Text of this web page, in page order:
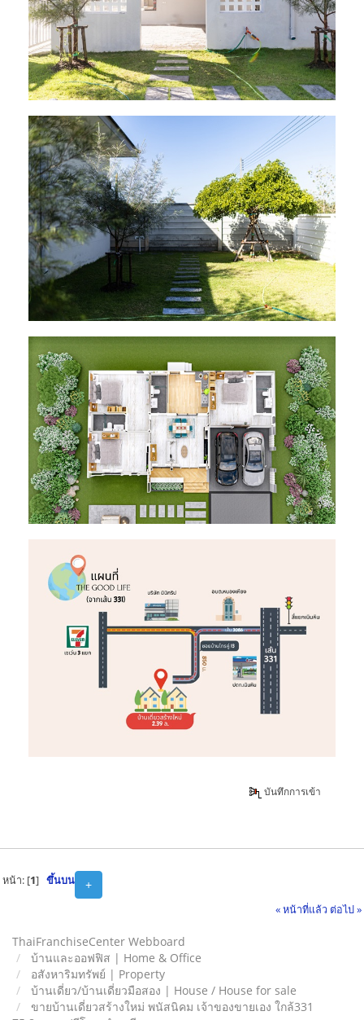
บันทึกการเข้า
+
หน้า: [1] ขึ้นบน
« หน้าที่แล้ว ต่อไป »
ThaiFranchiseCenter Webboard
บ้านและออฟฟิส | Home & Office
อสังหาริมทรัพย์ | Property
บ้านเดี่ยว/บ้านเดี่ยวมือสอง | House / House for sale
ขายบ้านเดี่ยวสร้างใหม่ พนัสนิคม เจ้าของขายเอง ใกล้331